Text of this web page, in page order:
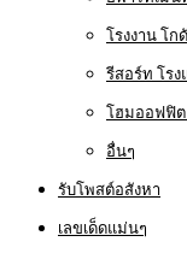
โรงงาน โก
รีสอร์ท โรง
โฮมออฟฟิ
อื่นๆ
รับโพสต์อสังหา
เลขเด็ดแม่นๆ